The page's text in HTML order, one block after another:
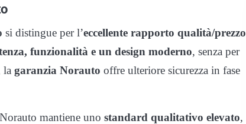
si distingue per l’eccellente rapporto qualità/prezzo
funzionalità e un design moderno, senza per
la garanzia Norauto offre ulteriore sicurezza in fase
mantiene uno standard qualitativo elevato,